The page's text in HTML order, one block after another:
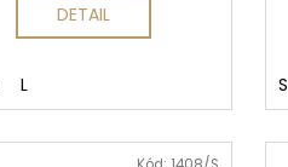
DETAIL
L S